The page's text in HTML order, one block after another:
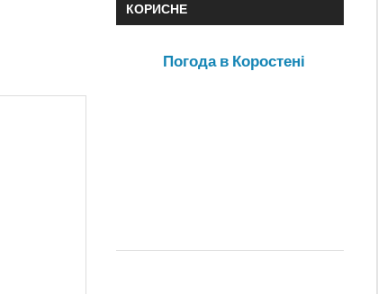
КОРИСНЕ
Погода в Коростені